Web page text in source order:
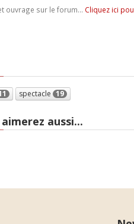
ouvrage sur le forum... Cliquez ici
spectacle 19
aussi...